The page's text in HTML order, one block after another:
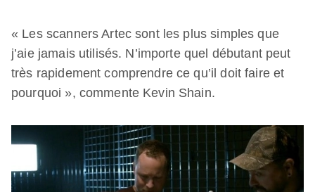
« Les scanners Artec sont les plus simples que
j’aie jamais utilisés. N’importe quel débutant peut
très rapidement comprendre ce qu’il doit faire et
pourquoi », commente Kevin Shain.